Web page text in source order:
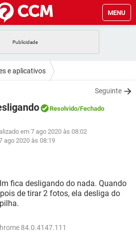
MENU
FACEBOOK
GMAIL
WHATSAPP
GMAIL
WHATSAPP
EXCEL
WHATSAPP
GMAIL
EXCEL
e aplicativos
Seguinte
Resolvido/Fechado
em 7 ago 2020 às 08:02
ago 2020 às 08:19
fica desligando do nada. Quando
de tirar 2 fotos, ela desliga do
84.0.4147.111